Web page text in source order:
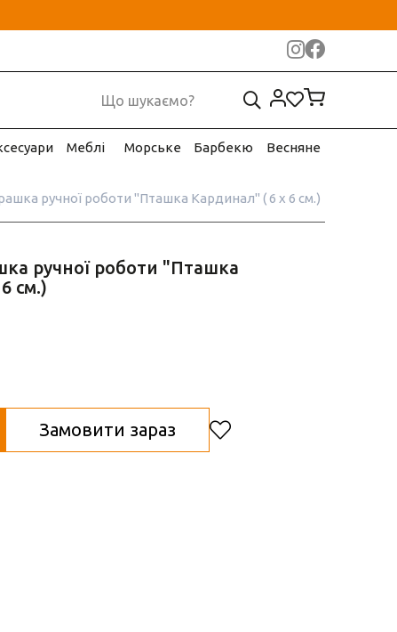
Меблі Морське Барбекю Весняне
ручної роботи "Пташка Кардинал" ( 6 х 6 см.)
ручної роботи "Пташка
см.)
Замовити зараз